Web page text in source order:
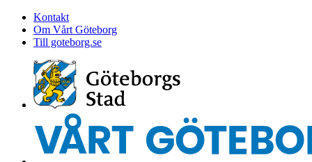
Kontakt
Om Vårt Göteborg
Till goteborg.se